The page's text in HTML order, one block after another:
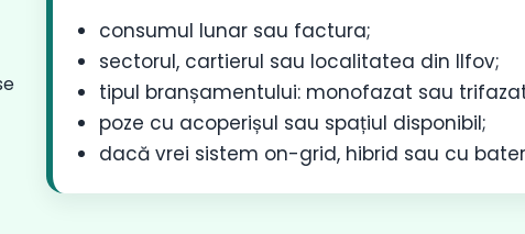
consumul lunar sau factura;
sectorul, cartierul sau localitatea din Ilfov;
tipul branșamentului: monofazat sau
poze cu acoperișul sau spațiul disponibil;
dacă vrei sistem on-grid, hibrid sau cu